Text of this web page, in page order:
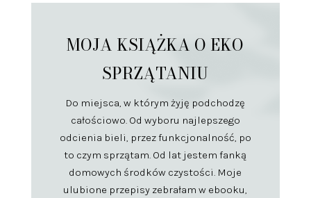
MOJA KSIĄŻKA O EKO
SPRZĄTANIU
Do miejsca, w którym żyję podchodzę
całościowo. Od wyboru najlepszego
odcienia bieli, przez funkcjonalność, po
to czym sprzątam. Od lat jestem fanką
domowych środków czystości. Moje
ulubione przepisy zebrałam w ebooku,